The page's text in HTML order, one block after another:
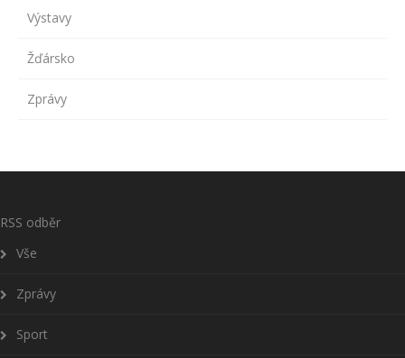
Výstavy
Žďársko
Zprávy
RSS odběr
Vše
Zprávy
Sport